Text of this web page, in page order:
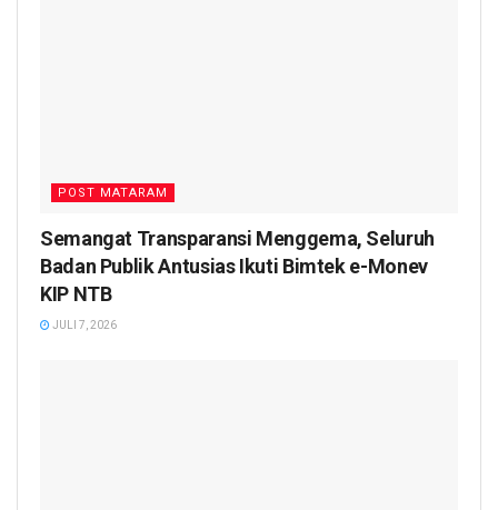
POST MATARAM
Semangat Transparansi Menggema, Seluruh
Badan Publik Antusias Ikuti Bimtek e-Monev
KIP NTB
JULI 7, 2026